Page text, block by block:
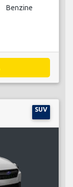
Benzine
SUV